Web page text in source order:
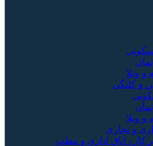
و ویلا
و کلنگی
و ویلا
و تجاری
کار ، اتاق اداری و مطب